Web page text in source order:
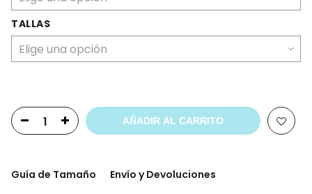
TALLAS
AÑADIR AL CARRITO
Guía de Tamaño Envío y Devoluciones